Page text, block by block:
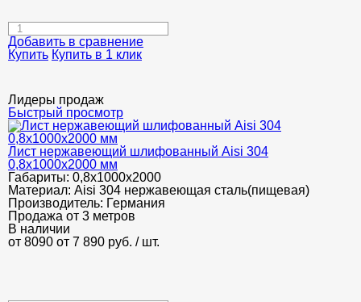
Добавить в сравнение
Купить Купить в 1 клик
Лидеры продаж
Быстрый просмотр
Лист нержавеющий шлифованный Aisi 304
0,8х1000х2000 мм
Габариты: 0,8х1000х2000
Материал: Aisi 304 нержавеющая сталь(пищевая)
Производитель: Германия
Продажа от 3 метров
В наличии
от 8090 от 7 890 руб. / шт.